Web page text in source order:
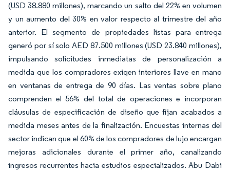
(USD 38.880 millones), marcando un salto del 22% en volumen
y un aumento del 30% en valor respecto al trimestre del año
anterior. El segmento de propiedades listas para entrega
generó por sí solo AED 87.500 millones (USD 23.840 millones),
impulsando solicitudes inmediatas de personalización a
medida que los compradores exigen interiores llave en mano
en ventanas de entrega de 90 días. Las ventas sobre plano
comprenden el 56% del total de operaciones e incorporan
cláusulas de especificación de diseño que fijan acabados a
medida meses antes de la finalización. Encuestas internas del
sector indican que el 60% de los compradores de lujo encargan
mejoras adicionales durante el primer año, canalizando
ingresos recurrentes hacia estudios especializados. Abu Dabi